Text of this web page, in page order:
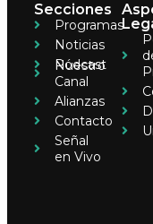
Secciones
Programas
Noticias
Pódcast
Nuestro
Canal
Alianzas
Contacto
Señal
en Vivo